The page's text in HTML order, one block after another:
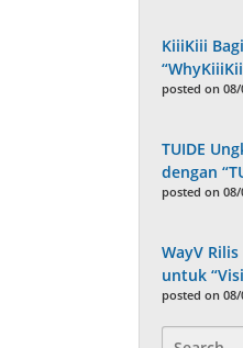
KiiiKiii
posted on 08/
TUIDE
dengan
posted on 08/
WayV
untuk
posted on 08/